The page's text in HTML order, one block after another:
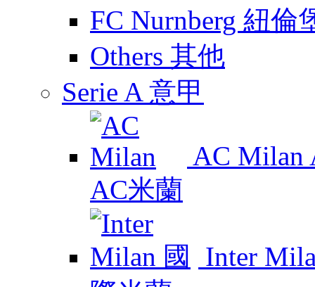
FC Nurnberg 紐倫
Others 其他
Serie A 意甲
AC Milan
Inter